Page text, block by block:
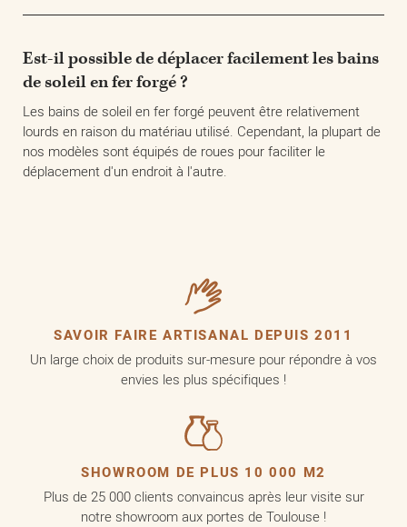
Est-il possible de déplacer facilement les bains
de soleil en fer forgé ?
Les bains de soleil en fer forgé peuvent être relativement
lourds en raison du matériau utilisé. Cependant, la plupart de
nos modèles sont équipés de roues pour faciliter le
déplacement d'un endroit à l'autre.
SAVOIR FAIRE ARTISANAL DEPUIS 2011
Un large choix de produits sur-mesure pour répondre à vos
envies les plus spécifiques !
SHOWROOM DE PLUS 10 000 M2
Plus de 25 000 clients convaincus après leur visite sur
notre showroom aux portes de Toulouse !